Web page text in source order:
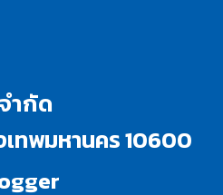
ำกัด
ทพมหานคร 10600